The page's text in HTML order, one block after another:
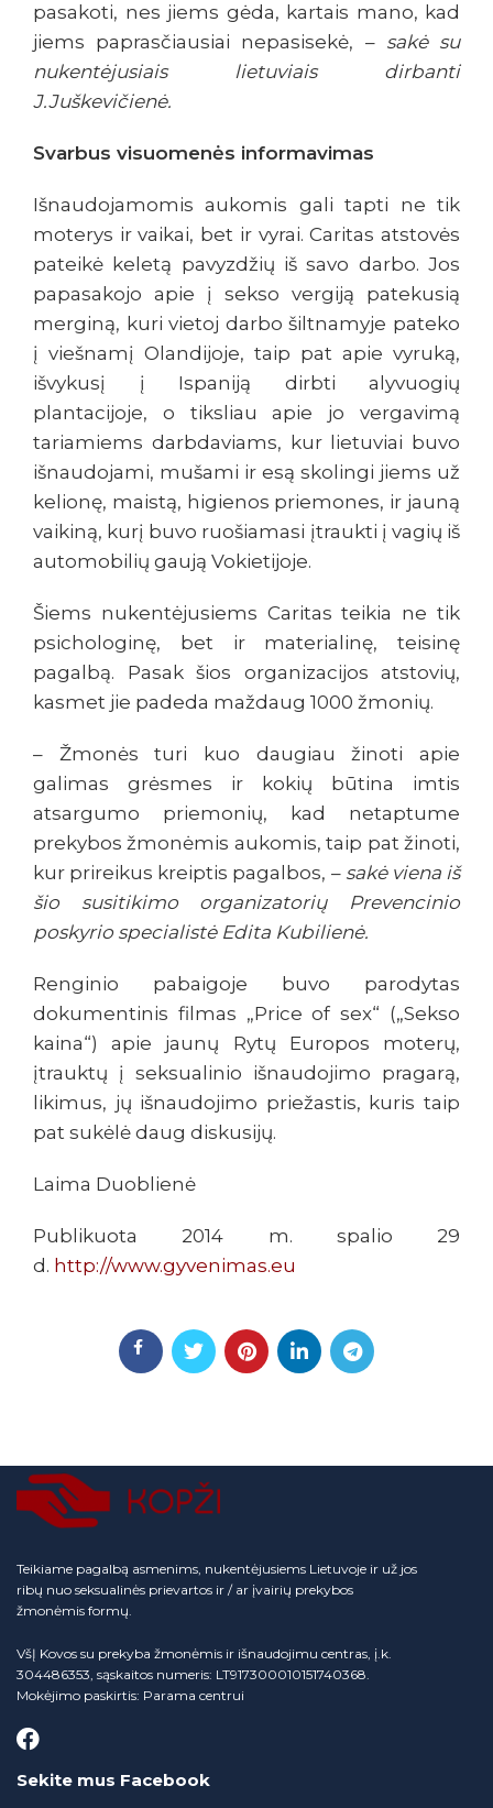
pasakoti, nes jiems gėda, kartais mano, kad
jiems paprasčiausiai nepasisekė, – sakė su
nukentėjusiais lietuviais dirbanti
J.Juškevičienė.
Svarbus visuomenės informavimas
Išnaudojamomis aukomis gali tapti ne tik
moterys ir vaikai, bet ir vyrai. Caritas atstovės
pateikė keletą pavyzdžių iš savo darbo. Jos
papasakojo apie į sekso vergiją patekusią
merginą, kuri vietoj darbo šiltnamyje pateko
į viešnamį Olandijoje, taip pat apie vyruką,
išvykusį į Ispaniją dirbti alyvuogių
plantacijoje, o tiksliau apie jo vergavimą
tariamiems darbdaviams, kur lietuviai buvo
išnaudojami, mušami ir esą skolingi jiems už
kelionę, maistą, higienos priemones, ir jauną
vaikiną, kurį buvo ruošiamasi įtraukti į vagių iš
automobilių gaują Vokietijoje.
Šiems nukentėjusiems Caritas teikia ne tik
psichologinę, bet ir materialinę, teisinę
pagalbą. Pasak šios organizacijos atstovių,
kasmet jie padeda maždaug 1000 žmonių.
– Žmonės turi kuo daugiau žinoti apie
galimas grėsmes ir kokių būtina imtis
atsargumo priemonių, kad netaptume
prekybos žmonėmis aukomis, taip pat žinoti,
kur prireikus kreiptis pagalbos, –sakė viena iš
šio susitikimo organizatorių Prevencinio
poskyrio specialistė Edita Kubilienė.
Renginio pabaigoje buvo parodytas
dokumentinis filmas „Price of sex“ („Sekso
kaina“) apie jaunų Rytų Europos moterų,
įtrauktų į seksualinio išnaudojimo pragarą,
likimus, jų išnaudojimo priežastis, kuris taip
pat sukėlė daug diskusijų.
Laima Duoblienė
Publikuota 2014 m. spalio 29
d. http://www.gyvenimas.eu
Teikiame pagalbą asmenims, nukentėjusiems Lietuvoje ir už jos
ribų nuo seksualinės prievartos ir / ar įvairių prekybos
žmonėmis formų.
VšĮ Kovos su prekyba žmonėmis ir išnaudojimu centras, į.k.
304486353, sąskaitos numeris: LT917300010151740368.
Mokėjimo paskirtis: Parama centrui
Sekite mus Facebook